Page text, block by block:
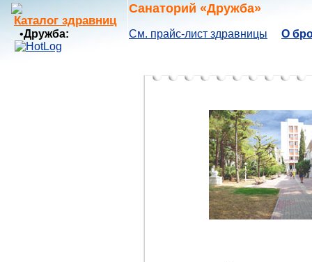
Каталог здравниц
•Дружба:
Санаторий «Дружба»
См. прайс-лист здравницы О